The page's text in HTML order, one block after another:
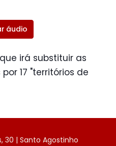
áudio
irá substituir as
17 "territórios de
30 | Santo Agostinho